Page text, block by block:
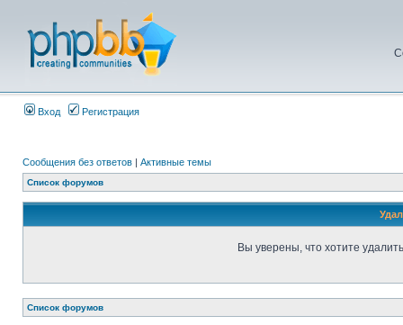
Вход Регистрация
Сообщения без ответов | Активные темы
Список форумов
Вы уверены, что хотите
Список форумов